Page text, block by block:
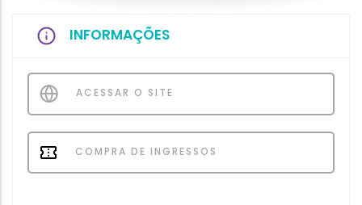
INFORMAÇÕES
ACESSAR O SITE
COMPRA DE INGRESSOS